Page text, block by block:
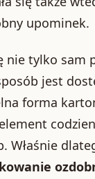
upominek.
nie tylko sam
jest
forma
Właśnie